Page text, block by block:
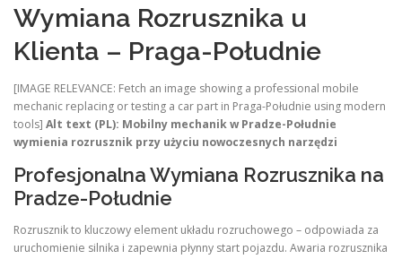
Wymiana Rozrusznika u
Klienta – Praga-Południe
[IMAGE RELEVANCE: Fetch an image showing a professional mobile
mechanic replacing or testing a car part in Praga-Południe using modern
tools] Alt text (PL): Mobilny mechanik w Pradze-Południe
wymienia rozrusznik przy użyciu nowoczesnych narzędzi
Profesjonalna Wymiana Rozrusznika na
Pradze-Południe
Rozrusznik to kluczowy element układu rozruchowego – odpowiada za
uruchomienie silnika i zapewnia płynny start pojazdu. Awaria rozrusznika